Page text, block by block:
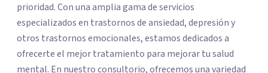
prioridad. Con una amplia gama de servicios
especializados en trastornos de ansiedad, depresión y
otros trastornos emocionales, estamos dedicados a
ofrecerte el mejor tratamiento para mejorar tu salud
mental. En nuestro consultorio, ofrecemos una variedad